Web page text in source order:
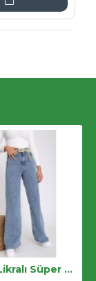
-buz Kar Likralı Süper Yüksek Bel Salaş Jeans Palazzo Pantolon. (süper Yüksek) Wide Leg